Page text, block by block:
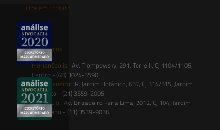
Entre em contato
contato@saesadvogados.com.br
Onde estamos
Florianópolis: Av. Trompowsky, 291, Torre II, Cj 1104/1105,
Centro - (48) 3024-5590
Rio de Janeiro: R. Jardim Botânico, 657, Cj 314/315, Jardim
Botânico - (21) 3559-2005
São Paulo: Av. Brigadeiro Faria Lima, 2012, Cj 104, Jardim
Paulistano - (11) 3539-9036